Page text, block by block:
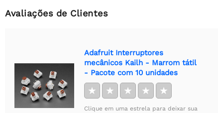
Avaliações de Clientes
Adafruit Interruptores
mecânicos Kailh - Marrom tátil
- Pacote com 10 unidades
★ ★ ★ ★ ★
Clique em uma estrela para deixar sua